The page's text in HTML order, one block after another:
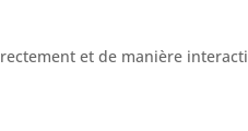
et de manière